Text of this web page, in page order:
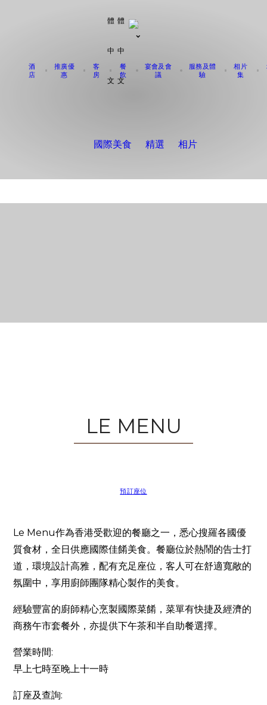
體
中
文
體
中
文
酒
店
推廣優
惠
客
房
餐
飲
宴會及會
議
服務及體
驗
相片
集
國際美食 精選 相片
LE MENU
預訂座位
Le Menu作為香港受歡迎的餐廳之一，悉心搜羅各國優
質食材，全日供應國際佳餚美食。餐廳位於熱鬧的告士打
道，環境設計高雅，配有充足座位，客人可在舒適寬敞的
氛圍中，享用廚師團隊精心製作的美食。
經驗豐富的廚師精心烹製國際菜餚，菜單有快捷及經濟的
商務午市套餐外，亦提供下午茶和半自助餐選擇。
營業時間:
早上七時至晚上十一時
訂座及查詢: